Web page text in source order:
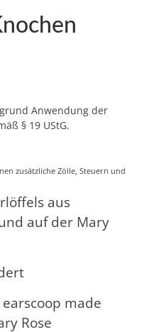
Anwendung der
§ 19 UStG.
zusätzliche Zölle, Steuern und
aus
auf der Mary
made
Rose